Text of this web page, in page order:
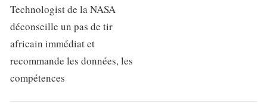
Technologist de la NASA
déconseille un pas de tir
africain immédiat et
recommande les données, les
compétences